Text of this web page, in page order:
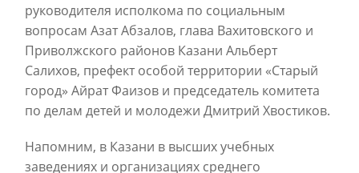
руководителя исполкома по социальным
вопросам Азат Абзалов, глава Вахитовского и
Приволжского районов Казани Альберт
Салихов, префект особой территории «Старый
город» Айрат Фаизов и председатель комитета
по делам детей и молодежи Дмитрий Хвостиков.
Напомним, в Казани в высших учебных
заведениях и организациях среднего